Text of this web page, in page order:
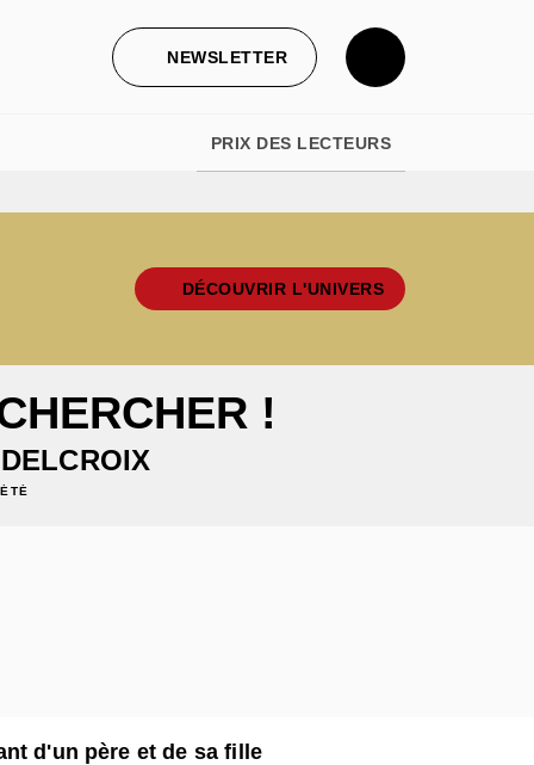
NEWSLETTER
PRIX DES LECTEURS
DÉCOUVRIR L'UNIVERS
!
d'un père et de sa fille